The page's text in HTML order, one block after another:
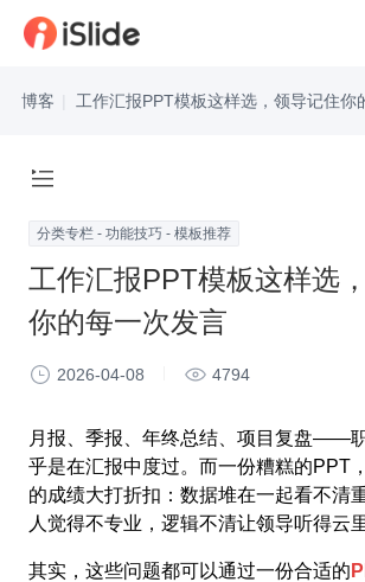
博客 工作汇报PPT模板这样选，领导记住你
分类专栏 - 功能技巧 - 模板推荐
工作汇报PPT模板这样选
你的每一次发言
2026-04-08 4794
月报、季报、年终总结、项目复盘——
乎是在汇报中度过。而一份糟糕的PPT
的成绩大打折扣：数据堆在一起看不清
人觉得不专业，逻辑不清让领导听得云
其实，这些问题都可以通过一份合适的